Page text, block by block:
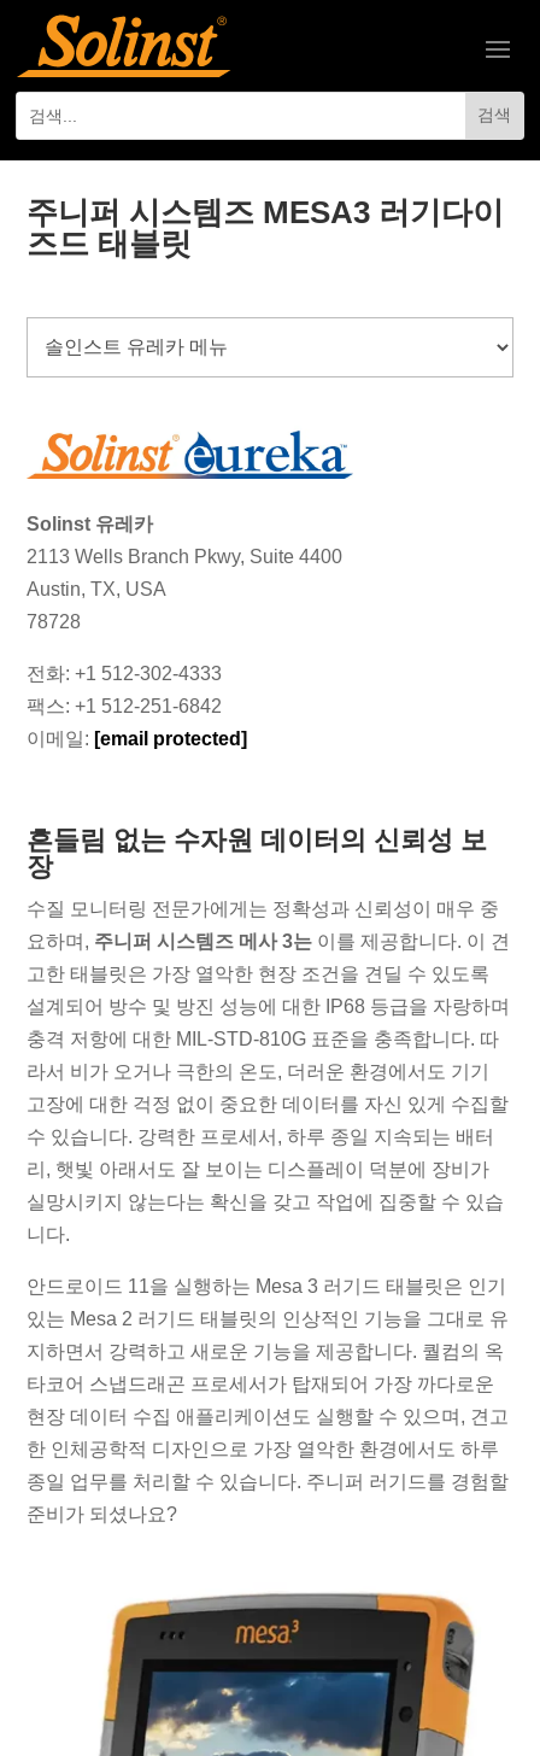
주니퍼 시스템즈 MESA3 러기다이
즈드 태블릿
Solinst 유레카
2113 Wells Branch Pkwy, Suite 4400
Austin, TX, USA
78728
전화: +1 512-302-4333
팩스: +1 512-251-6842
이메일: [email protected]
흔들림 없는 수자원 데이터의 신뢰성 보
장
수질 모니터링 전문가에게는 정확성과 신뢰성이 매우 중
요하며, 주니퍼 시스템즈 메사 3는 이를 제공합니다. 이 견
고한 태블릿은 가장 열악한 현장 조건을 견딜 수 있도록
설계되어 방수 및 방진 성능에 대한 IP68 등급을 자랑하며
충격 저항에 대한 MIL-STD-810G 표준을 충족합니다. 따
라서 비가 오거나 극한의 온도, 더러운 환경에서도 기기
고장에 대한 걱정 없이 중요한 데이터를 자신 있게 수집할
수 있습니다. 강력한 프로세서, 하루 종일 지속되는 배터
리, 햇빛 아래서도 잘 보이는 디스플레이 덕분에 장비가
실망시키지 않는다는 확신을 갖고 작업에 집중할 수 있습
니다.
안드로이드 11을 실행하는 Mesa 3 러기드 태블릿은 인기
있는 Mesa 2 러기드 태블릿의 인상적인 기능을 그대로 유
지하면서 강력하고 새로운 기능을 제공합니다. 퀄컴의 옥
타코어 스냅드래곤 프로세서가 탑재되어 가장 까다로운
현장 데이터 수집 애플리케이션도 실행할 수 있으며, 견고
한 인체공학적 디자인으로 가장 열악한 환경에서도 하루
종일 업무를 처리할 수 있습니다. 주니퍼 러기드를 경험할
준비가 되셨나요?